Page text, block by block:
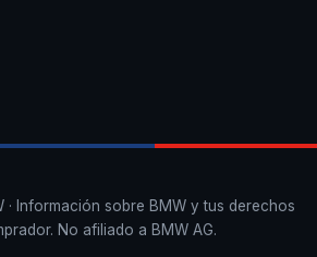
Información sobre BMW y tus derechos
No afiliado a BMW AG.